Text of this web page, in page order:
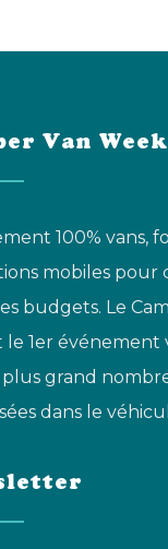
Van
100% vans,
mobiles pour
budgets. Le
le 1er événement
plus grand
dans le